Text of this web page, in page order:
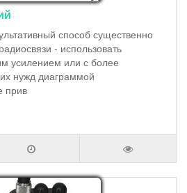
способ существенно
- использовать
усилением или с более
нужд диаграммой
прив